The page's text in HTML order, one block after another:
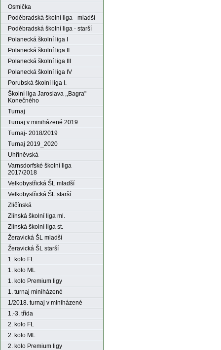
Osmička
Poděbradská školní liga - mladší
Poděbradská školní liga - starší
Polanecká školní liga I
Polanecká školní liga II
Polanecká školní liga III
Polanecká školní liga IV
Porubská školní liga I.
Školní liga Jaroslava ,,Bagra"
Konečného
Turnaj
Turnaj v miniházené 2019
Turnaj- 2018/2019
Turnaj 2019_2020
Uhříněvská
Varnsdorfské školní liga
2017/2018
Velkobystřická ŠL mladší
Velkobystřická ŠL starší
Zličínská
Zlínská školní liga ml.
Zlínská školní liga st.
Žeravická ŠL mladší
Žeravická ŠL starší
1. kolo FL
1. kolo ML
1. kolo Premium ligy
1. turnaj miniházené
1/2018. turnaj v miniházené
1.-3. třída
2. kolo FL
2. kolo ML
2. kolo Premium ligy